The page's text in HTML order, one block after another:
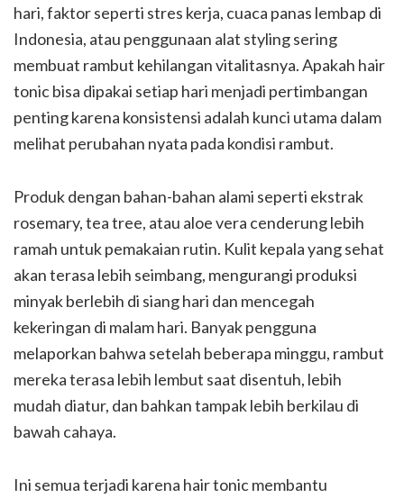
hari, faktor seperti stres kerja, cuaca panas lembap di
Indonesia, atau penggunaan alat styling sering
membuat rambut kehilangan vitalitasnya. Apakah hair
tonic bisa dipakai setiap hari menjadi pertimbangan
penting karena konsistensi adalah kunci utama dalam
melihat perubahan nyata pada kondisi rambut.
Produk dengan bahan-bahan alami seperti ekstrak
rosemary, tea tree, atau aloe vera cenderung lebih
ramah untuk pemakaian rutin. Kulit kepala yang sehat
akan terasa lebih seimbang, mengurangi produksi
minyak berlebih di siang hari dan mencegah
kekeringan di malam hari. Banyak pengguna
melaporkan bahwa setelah beberapa minggu, rambut
mereka terasa lebih lembut saat disentuh, lebih
mudah diatur, dan bahkan tampak lebih berkilau di
bawah cahaya.
Ini semua terjadi karena hair tonic membantu